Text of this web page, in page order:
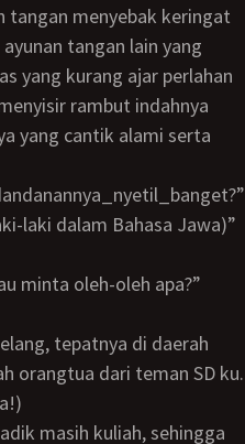
tangan lain yang
yang kurang ajar perlahan
rambut indahnya
yang cantik alami serta
laki dalam Bahasa Jawa)”
minta oleh-oleh apa?”
orangtua dari teman SD ku.